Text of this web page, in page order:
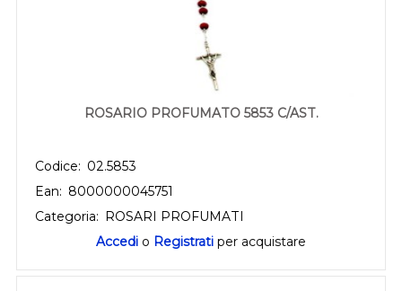
ROSARIO PROFUMATO 5853 C/AST.
Codice: 02.5853
Ean: 8000000045751
Categoria: ROSARI PROFUMATI
Accedi o Registrati per acquistare